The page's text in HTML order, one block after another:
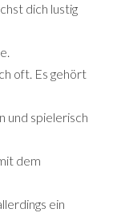
dich lustig
oft. Es gehört
und spielerisch
dem
ein